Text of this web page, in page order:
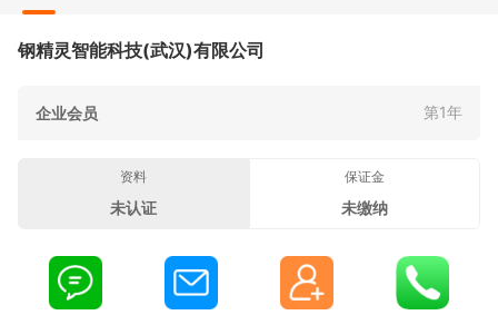
钢精灵智能科技(武汉)有限公司
企业会员 第1年
资料
未认证
保证金
未缴纳